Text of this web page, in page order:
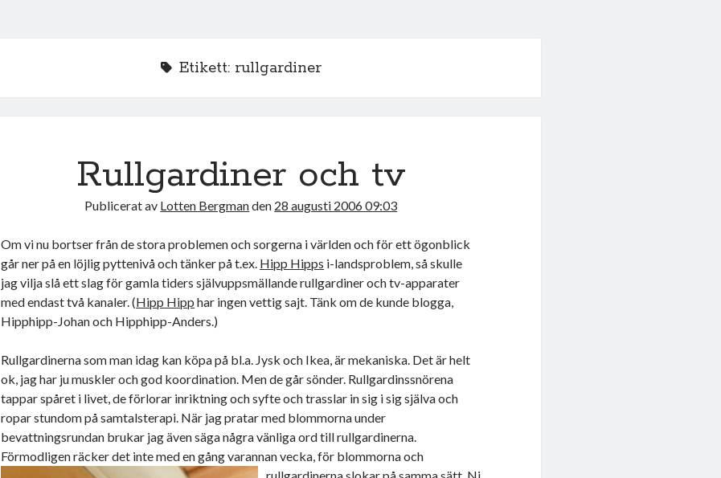
Etikett: rullgardiner
Rullgardiner och tv
Publicerat av Lotten Bergmanden 28 augusti 2006 09:03
Om vi nu bortser från de stora problemen och sorgerna i världen och för ett ögonblick
går ner på en löjlig pyttenivå och tänker på t.ex. Hipp Hipps i-landsproblem, så skulle
jag vilja slå ett slag för gamla tiders självuppsmällande rullgardiner och tv-apparater
med endast två kanaler. (Hipp Hipp har ingen vettig sajt. Tänk om de kunde blogga,
Hipphipp-Johan och Hipphipp-Anders.)
Rullgardinerna som man idag kan köpa på bl.a. Jysk och Ikea, är mekaniska. Det är helt
ok, jag har ju muskler och god koordination. Men de går sönder. Rullgardinssnörena
tappar spåret i livet, de förlorar inriktning och syfte och trasslar in sig i sig själva och
ropar stundom på samtalsterapi. När jag pratar med blommorna under
bevattningsrundan brukar jag även säga några vänliga ord till rullgardinerna.
Förmodligen räcker det inte med en gång varannan vecka, för blommorna och